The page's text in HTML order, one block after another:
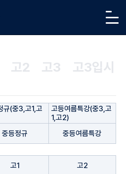
메뉴
고2 고3 고3입시
규(중3,고1,고
고등여름특강(중3,고
1,고2)
중등정규 중등여름특강
고1 고2